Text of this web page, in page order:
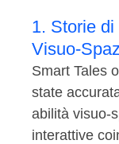
1. Storie
Visuo-
Smart Tales
state
abilità visuo-
interattive